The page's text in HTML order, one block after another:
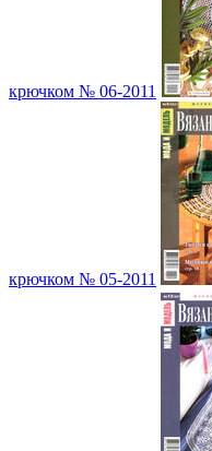
крючком № 06-2011
крючком № 05-2011